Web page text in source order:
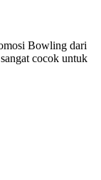
Bowling dari
cocok untuk